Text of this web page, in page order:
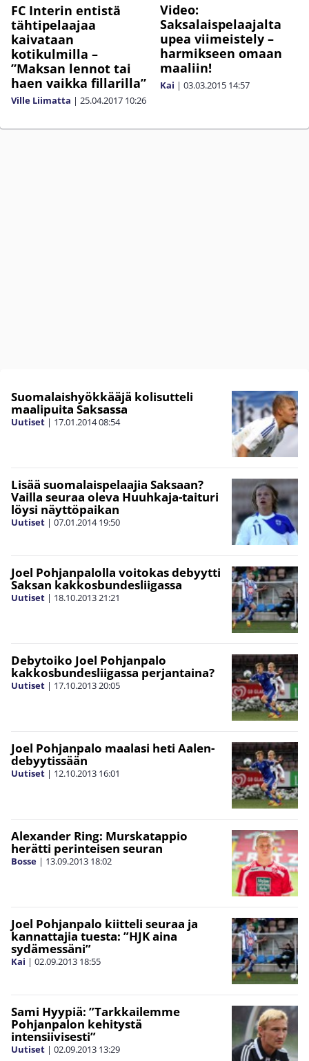
FC Interin entistä
tähtipelaajaa
kaivataan
kotikulmilla –
”Maksan lennot tai
haen vaikka fillarilla”
Ville Liimatta | 25.04.2017 10:26
Video:
Saksalaispelaajalta
upea viimeistely –
harmikseen omaan
maaliin!
Kai | 03.03.2015 14:57
Suomalaishyökkääjä kolisutteli
maalipuita Saksassa
Uutiset | 17.01.201408:54
Lisää suomalaispelaajia Saksaan?
Vailla seuraa oleva Huuhkaja-taituri
löysi näyttöpaikan
Uutiset | 07.01.2014 19:50
Joel Pohjanpalolla voitokas debyytti
Saksan kakkosbundesliigassa
Uutiset | 18.10.201321:21
Debytoiko Joel Pohjanpalo
kakkosbundesliigassa perjantaina?
Uutiset | 17.10.201320:05
Joel Pohjanpalo maalasi heti Aalen-
debyytissään
Uutiset | 12.10.2013 16:01
Alexander Ring: Murskatappio
herätti perinteisen seuran
Bosse | 13.09.2013 18:02
Joel Pohjanpalo kiitteli seuraa ja
kannattajia tuesta: ”HJK aina
sydämessäni”
Kai | 02.09.2013 18:55
Sami Hyypiä: ”Tarkkailemme
Pohjanpalon kehitystä
intensiivisesti”
Uutiset | 02.09.2013 13:29